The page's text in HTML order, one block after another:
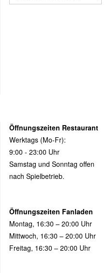
Öffnungszeiten Restaurant
Werktags (Mo-Fr):
9:00 - 23:00 Uhr
Samstag und Sonntag offen
nach Spielbetrieb.
Öffnungszeiten Fanladen
Montag, 16:30 – 20:00 Uhr
Mittwoch, 16:30 – 20:00 Uhr
Freitag, 16:30 – 20:00 Uhr